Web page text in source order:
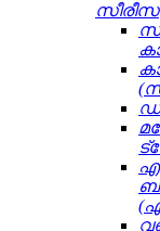
സീരീസ്